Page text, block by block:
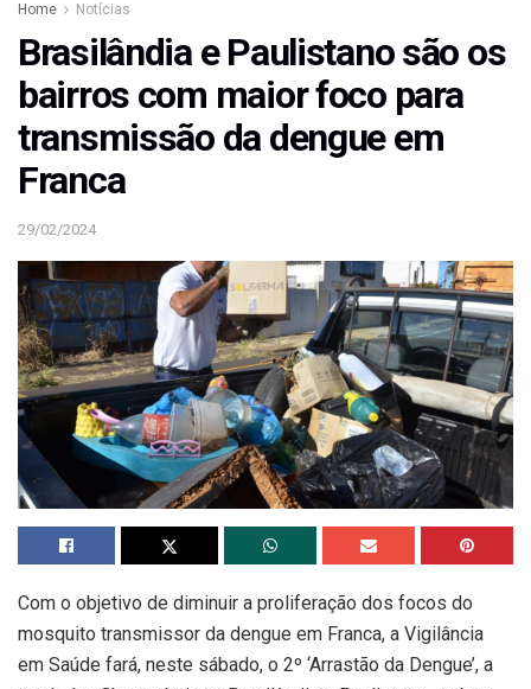
Home Notícias
Brasilândia e Paulistano são os
bairros com maior foco para
transmissão da dengue em
Franca
29/02/2024
Com o objetivo de diminuir a proliferação dos focos do
mosquito transmissor da dengue em Franca, a Vigilância
em Saúde fará, neste sábado, o 2º ‘Arrastão da Dengue’, a